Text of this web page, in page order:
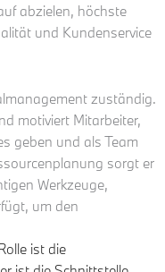
abzielen, höchste
und Kundenservice
zuständig.
motiviert Mitarbeiter,
geben und als Team
sorgt er
Werkzeuge,
um den
ist die